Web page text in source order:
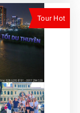
Tour Hot